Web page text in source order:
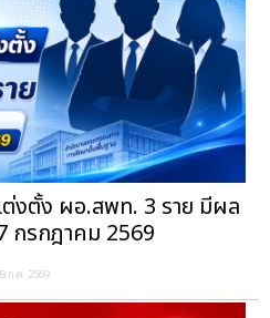
งตั้ง ผอ.สพท. 3 ราย มีผล
กรกฎาคม 2569
ก.ค. 2569